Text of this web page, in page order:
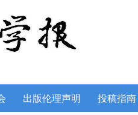
出版伦理声明 投稿指南